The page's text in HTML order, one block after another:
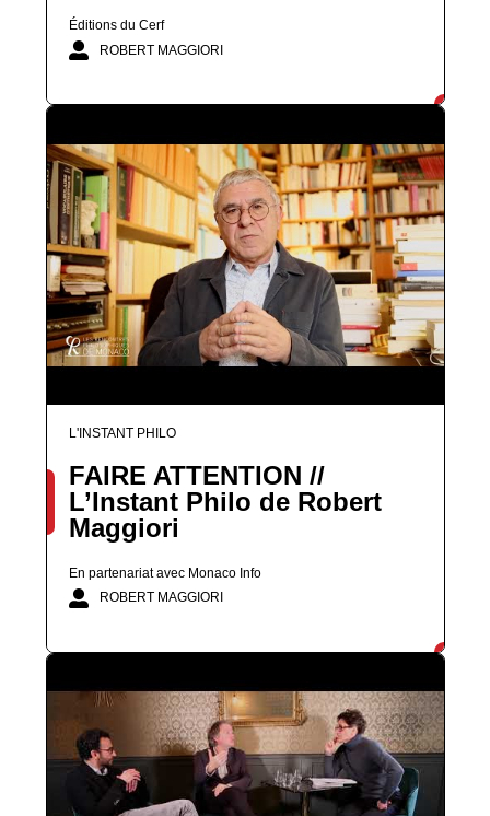
Éditions du Cerf
ROBERT MAGGIORI
L'INSTANT PHILO
FAIRE ATTENTION //
L’Instant Philo de Robert
Maggiori
En partenariat avec Monaco Info
ROBERT MAGGIORI